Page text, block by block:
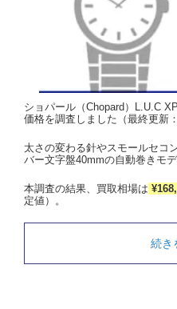
ショパール（Chopard）L.U.C
価格を調査しました（最終更新
太さの変わる針やスモールセコ
バー文字盤40mmの自動巻きモデ
本調査の結果、買取相場は
定値）。
続き